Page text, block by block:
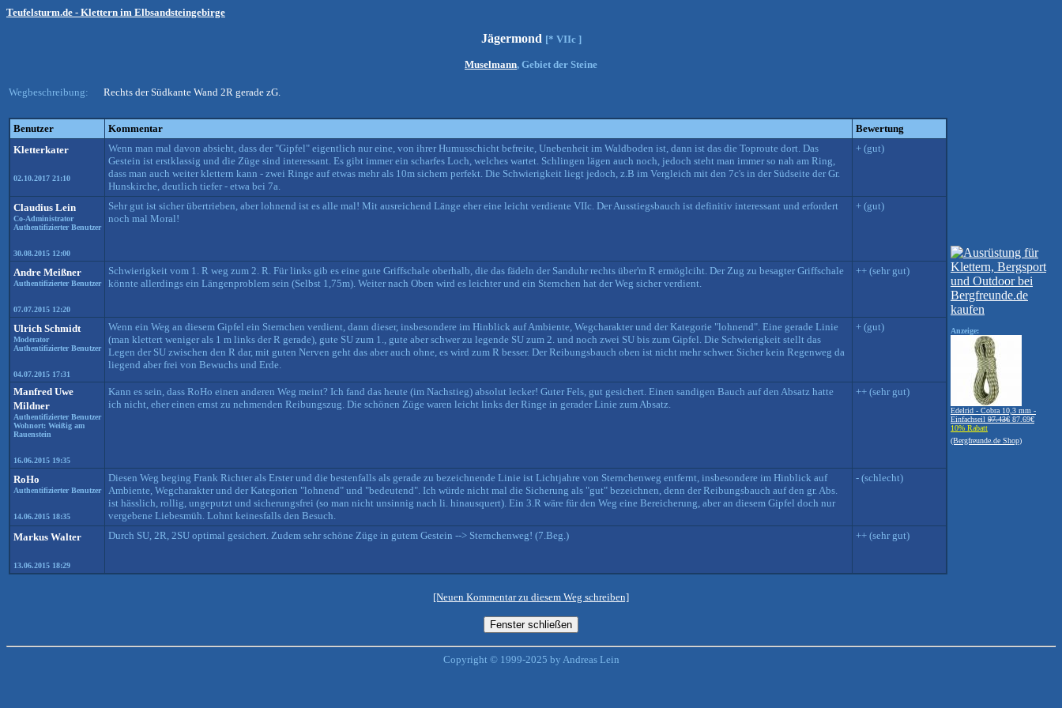
Teufelsturm.de - Klettern im Elbsandsteingebirge
Jägermond [* VIIc ]
Muselmann, Gebiet der Steine
Wegbeschreibung: Rechts der Südkante Wand 2R gerade zG.
Benutzer Kommentar
Bewertung
Kletterkater
02.10.2017 21:10
Wenn man mal davon absieht, dass der "Gipfel" eigentlich nur eine, von ihrer Humusschicht befreite, Unebenheit im Waldboden ist, dann ist das die Toproute dort. Das
Gestein ist erstklassig und die Züge sind interessant. Es gibt immer ein scharfes Loch, welches wartet. Schlingen lägen auch noch, jedoch steht man immer so nah am Ring,
dass man auch weiter klettern kann - zwei Ringe auf etwas mehr als 10m sichern perfekt. Die Schwierigkeit liegt jedoch, z.B im Vergleich mit den 7c's in der Südseite der Gr.
Hunskirche, deutlich tiefer - etwa bei 7a.
+ (gut)
Claudius Lein
Co-Administrator
Authentifizierter Benutzer
30.08.2015 12:00
Sehr gut ist sicher übertrieben, aber lohnend ist es alle mal! Mit ausreichend Länge eher eine leicht verdiente VIIc. Der Ausstiegsbauch ist definitiv interessant und erfordert
noch mal Moral!
+ (gut)
Andre Meißner
Authentifizierter Benutzer
07.07.2015 12:20
Schwierigkeit vom 1. R weg zum 2. R. Für links gib es eine gute Griffschale oberhalb, die das fädeln der Sanduhr rechts über'm R ermöglciht. Der Zug zu besagter Griffschale
könnte allerdings ein Längenproblem sein (Selbst 1,75m). Weiter nach Oben wird es leichter und ein Sternchen hat der Weg sicher verdient.
++ (sehr gut)
Ulrich Schmidt
Moderator
Authentifizierter Benutzer
04.07.2015 17:31
Wenn ein Weg an diesem Gipfel ein Sternchen verdient, dann dieser, insbesondere im Hinblick auf Ambiente, Wegcharakter und der Kategorie "lohnend". Eine gerade Linie
(man klettert weniger als 1 m links der R gerade), gute SU zum 1., gute aber schwer zu legende SU zum 2. und noch zwei SU bis zum Gipfel. Die Schwierigkeit stellt das
Legen der SU zwischen den R dar, mit guten Nerven geht das aber auch ohne, es wird zum R besser. Der Reibungsbauch oben ist nicht mehr schwer. Sicher kein Regenweg da
liegend aber frei von Bewuchs und Erde.
+ (gut)
Manfred Uwe
Mildner
Authentifizierter Benutzer
Wohnort: Weißig am
Rauenstein
16.06.2015 19:35
Kann es sein, dass RoHo einen anderen Weg meint? Ich fand das heute (im Nachstieg) absolut lecker! Guter Fels, gut gesichert. Einen sandigen Bauch auf den Absatz hatte
ich nicht, eher einen ernst zu nehmenden Reibungszug. Die schönen Züge waren leicht links der Ringe in gerader Linie zum Absatz.
++ (sehr gut)
RoHo
Authentifizierter Benutzer
14.06.2015 18:35
Diesen Weg beging Frank Richter als Erster und die bestenfalls als gerade zu bezeichnende Linie ist Lichtjahre von Sternchenweg entfernt, insbesondere im Hinblick auf
Ambiente, Wegcharakter und der Kategorien "lohnend" und "bedeutend". Ich würde nicht mal die Sicherung als "gut" bezeichnen, denn der Reibungsbauch auf den gr. Abs.
ist hässlich, rollig, ungeputzt und sicherungsfrei (so man nicht unsinnig nach li. hinausquert). Ein 3.R wäre für den Weg eine Bereicherung, aber an diesem Gipfel doch nur
vergebene Liebesmüh. Lohnt keinesfalls den Besuch.
- (schlecht)
Markus Walter
13.06.2015 18:29
Durch SU, 2R, 2SU optimal gesichert. Zudem sehr schöne Züge in gutem Gestein --> Sternchenweg! (7.Beg.) ++ (sehr gut)
Anzeige:
Edelrid - Cobra 10,3 mm -
Einfachseil 97.43€ 87.69€
10% Rabatt
(Bergfreunde.de Shop)
[Neuen Kommentar zu diesem Weg schreiben]
Copyright © 1999-2025 by Andreas Lein